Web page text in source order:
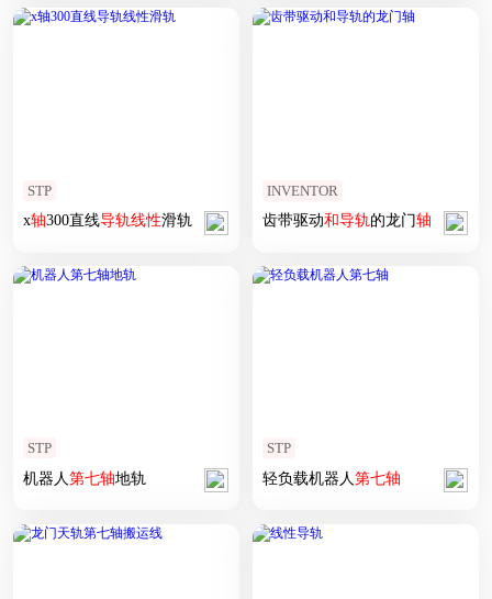
STP
x轴300直线导轨线性滑轨
INVENTOR
齿带驱动和导轨的龙门轴
STP
机器人第七轴地轨
STP
轻负载机器人第七轴